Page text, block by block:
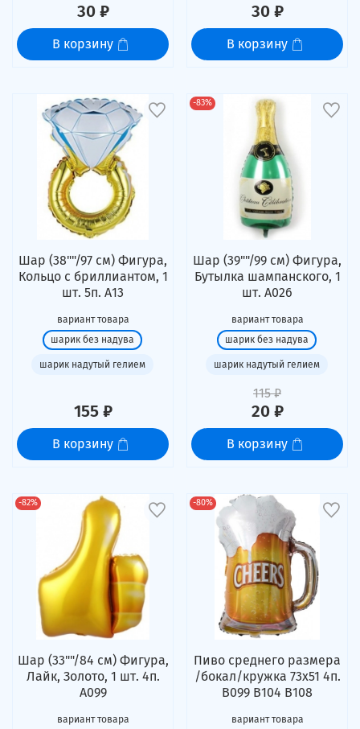
30 ₽
В корзину
30 ₽
В корзину
Шар (38""/97 см) Фигура,
Кольцо с бриллиантом, 1
шт. 5п. А13
вариант товара
шарик без надува
шарик надутый гелием
155 ₽
В корзину
-83%
Шар (39""/99 см) Фигура,
Бутылка шампанского, 1
шт. А026
вариант товара
шарик без надува
шарик надутый гелием
115 ₽
20 ₽
В корзину
-82%
Шар (33""/84 см) Фигура,
Лайк, Золото, 1 шт. 4п.
А099
вариант товара
-80%
Пиво среднего размера
/бокал/кружка 73х51 4п.
В099 В104 В108
вариант товара